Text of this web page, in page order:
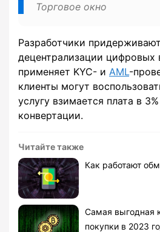
Торговое окно
Разработчики
децентрализации цифровых
применяет KYC- и AML-
клиенты могут
услугу взимается плата в
конвертации.
Читайте также
Как работают
Самая выгодная
покупки в 2023